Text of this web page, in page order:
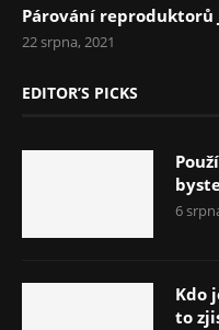
Párování reproduktorů
22 srpna, 2021
EDITOR’S PICKS
6
Kdo
to